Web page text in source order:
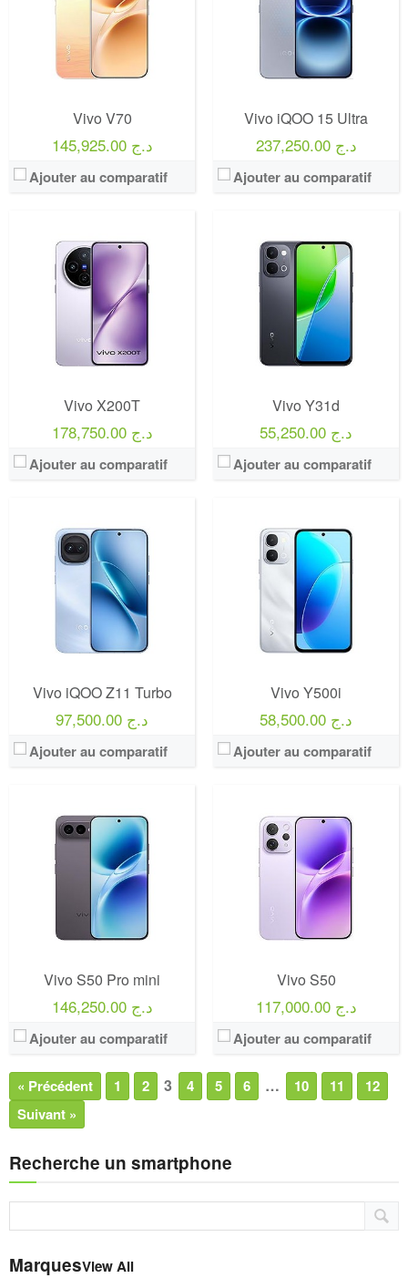
Vivo V70
145,925.00 د.ج
Ajouter au comparatif
Vivo iQOO 15 Ultra
237,250.00 د.ج
Ajouter au comparatif
Vivo X200T
178,750.00 د.ج
Ajouter au comparatif
Vivo Y31d
55,250.00 د.ج
Ajouter au comparatif
Vivo iQOO Z11 Turbo
97,500.00 د.ج
Ajouter au comparatif
Vivo Y500i
58,500.00 د.ج
Ajouter au comparatif
Vivo S50 Pro mini
146,250.00 د.ج
Ajouter au comparatif
Vivo S50
117,000.00 د.ج
Ajouter au comparatif
« Précédent 1 2 3 4 5 6 … 10 11
12
Suivant »
Recherche un smartphone
MarquesView All